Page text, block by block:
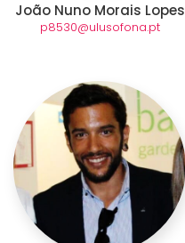
João Nuno Morais Lopes
p8530@ulusofona.pt